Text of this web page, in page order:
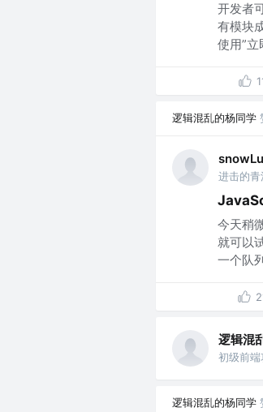
开发者
有模块
使用”立
逻辑混乱的杨同学
snowLu
进击的
今天稍
就可以
一个队
逻辑混
初级前端
逻辑混乱的杨同学